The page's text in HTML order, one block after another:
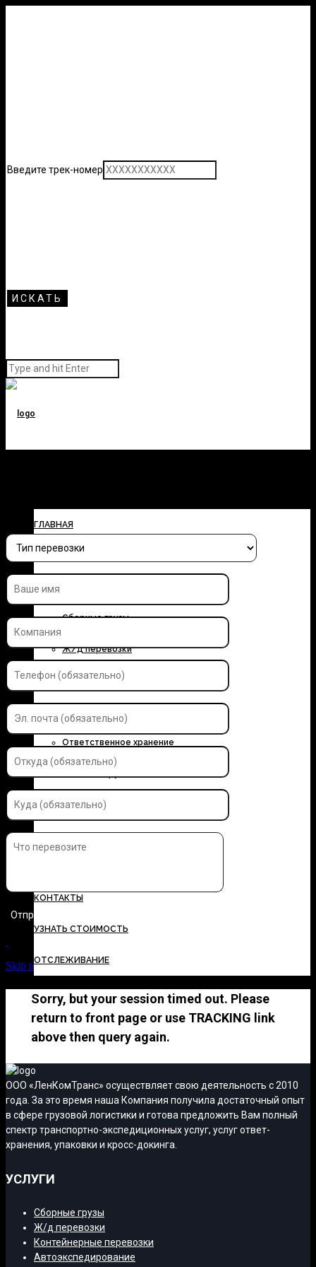
Введите трек-номер
ГЛАВНАЯ
О КОМПАНИИ
УСЛУГИ
Сборные грузы
Ж/д перевозки
Контейнерные перевозки
Автоэкспедирование
Ответственное хранение
Страхование грузов
ДОКУМЕНТЫ
КОНТАКТЫ
УЗНАТЬ СТОИМОСТЬ
ОТСЛЕЖИВАНИЕ
стоимость перевозки
Skip to Content
Sorry, but your session timed out. Please
return to front page or use TRACKING link
above then query again.
ООО «ЛенКомТранс» осуществляет свою деятельность с 2010
года. За это время наша Компания получила достаточный опыт
в сфере грузовой логистики и готова предложить Вам полный
спектр транспортно-экспедиционных услуг, услуг ответ-
хранения, упаковки и кросс-докинга.
УСЛУГИ
Сборные грузы
Ж/д перевозки
Контейнерные перевозки
Автоэкспедирование